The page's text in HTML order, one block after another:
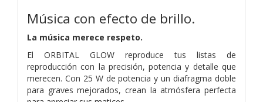
Música con efecto de brillo.
La música merece respeto.
El ORBITAL GLOW reproduce tus listas de
reproducción con la precisión, potencia y detalle que
merecen. Con 25 W de potencia y un diafragma doble
para graves mejorados, crean la atmósfera perfecta